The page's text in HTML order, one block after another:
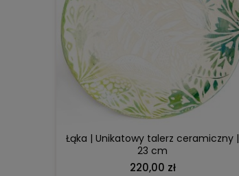
Łąka | Unikatowy talerz ceramiczny |
23 cm
220,00 zł